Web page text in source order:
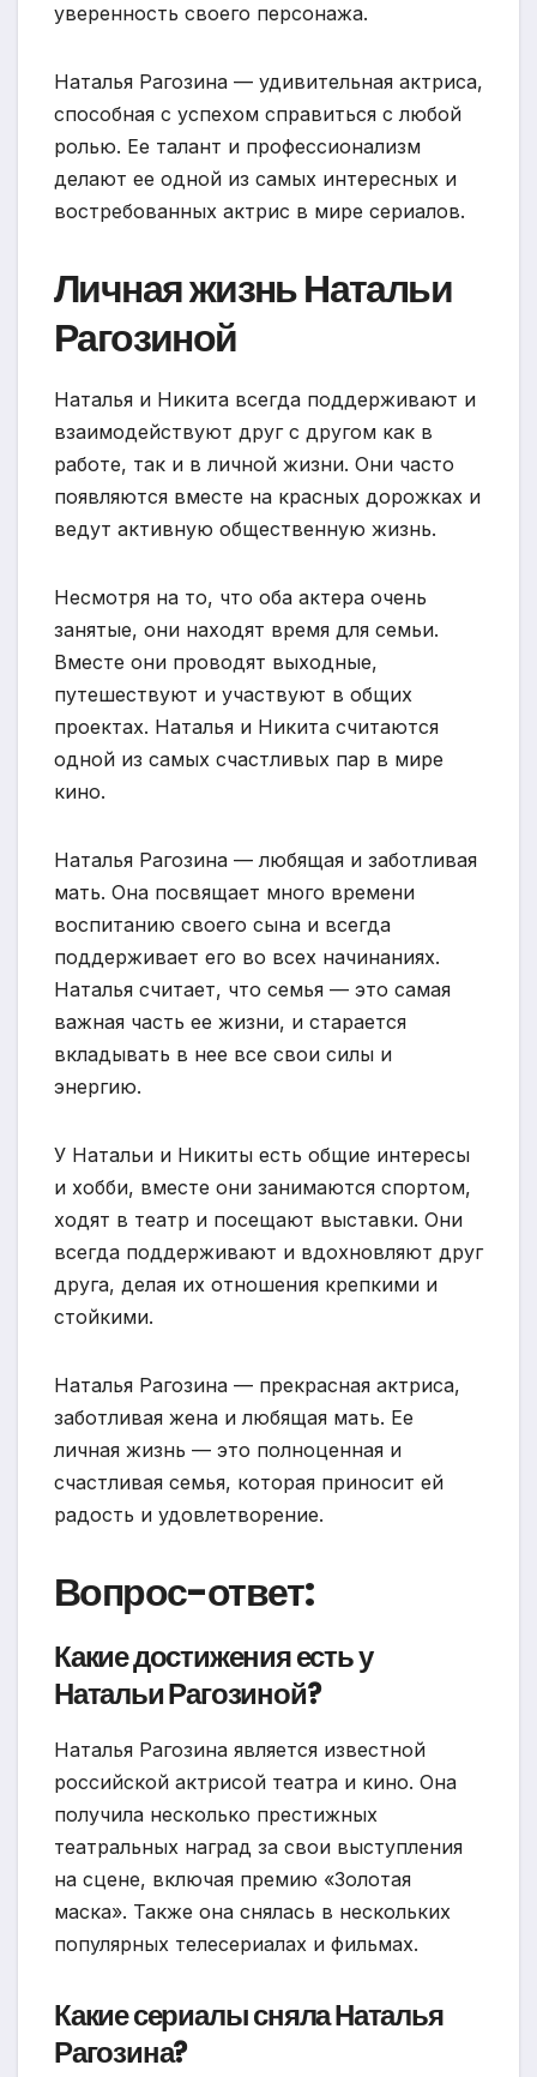
уверенность своего персонажа.
Наталья Рагозина — удивительная актриса,
способная с успехом справиться с любой
ролью. Ее талант и профессионализм
делают ее одной из самых интересных и
востребованных актрис в мире сериалов.
Личная жизнь Натальи
Рагозиной
Наталья и Никита всегда поддерживают и
взаимодействуют друг с другом как в
работе, так и в личной жизни. Они часто
появляются вместе на красных дорожках и
ведут активную общественную жизнь.
Несмотря на то, что оба актера очень
занятые, они находят время для семьи.
Вместе они проводят выходные,
путешествуют и участвуют в общих
проектах. Наталья и Никита считаются
одной из самых счастливых пар в мире
кино.
Наталья Рагозина — любящая и заботливая
мать. Она посвящает много времени
воспитанию своего сына и всегда
поддерживает его во всех начинаниях.
Наталья считает, что семья — это самая
важная часть ее жизни, и старается
вкладывать в нее все свои силы и
энергию.
У Натальи и Никиты есть общие интересы
и хобби, вместе они занимаются спортом,
ходят в театр и посещают выставки. Они
всегда поддерживают и вдохновляют друг
друга, делая их отношения крепкими и
стойкими.
Наталья Рагозина — прекрасная актриса,
заботливая жена и любящая мать. Ее
личная жизнь — это полноценная и
счастливая семья, которая приносит ей
радость и удовлетворение.
Вопрос-ответ:
Какие достижения есть у
Натальи Рагозиной?
Наталья Рагозина является известной
российской актрисой театра и кино. Она
получила несколько престижных
театральных наград за свои выступления
на сцене, включая премию «Золотая
маска». Также она снялась в нескольких
популярных телесериалах и фильмах.
Какие сериалы сняла Наталья
Рагозина?